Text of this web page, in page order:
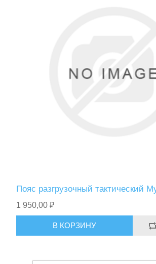
Пояс разгрузочный тактический
1 950,00 ₽
В КОРЗИНУ